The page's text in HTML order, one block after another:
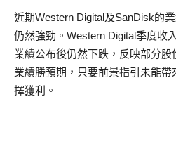
近期Western Digital及SanDisk的
仍然強勁。Western Digital季度收
業績公布後仍然下跌，反映部分
業績勝預期，只要前景指引未能
擇獲利。